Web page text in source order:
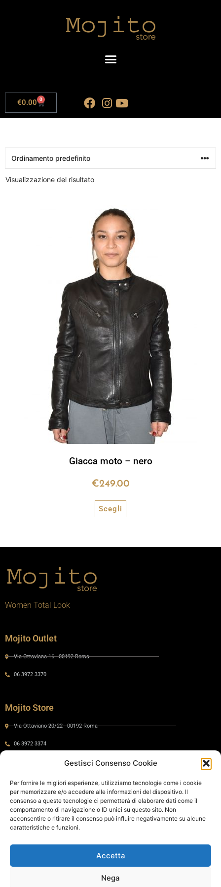
Gestisci Consenso Cookie
Per fornire le migliori esperienze, utilizziamo tecnologie come i cookie
per memorizzare e/o accedere alle informazioni del dispositivo. Il
consenso a queste tecnologie ci permetterà di elaborare dati come il
comportamento di navigazione o ID unici su questo sito. Non
acconsentire o ritirare il consenso può influire negativamente su alcune
caratteristiche e funzioni.
Accetta
Nega
€0.00 0
Visualizzazione del risultato
Giacca moto – nero
€249.00
Scegli
Women Total Look
Mojito Outlet
Via Ottaviano 16 - 00192 Roma
06 3972 3370
Mojito Store
Via Ottaviano 20/22 - 00192 Roma
06 3972 3374
Via Ottaviano 24 - 00192 Roma
06 575 8821
Policy
Cookie Policy